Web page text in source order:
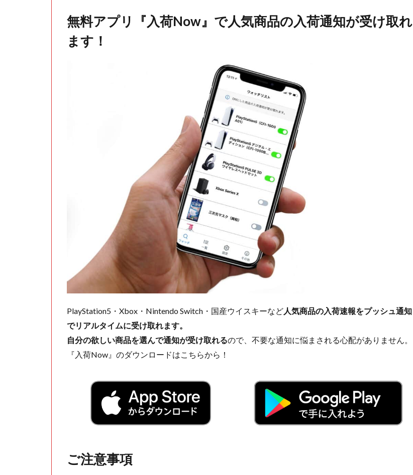
無料アプリ『入荷Now』で人気商品の入荷通知が受け取れ
ます！
PlayStation5・Xbox・Nintendo Switch・国産ウイスキーなど人気商品の入荷速報をプッシュ通知
でリアルタイムに受け取れます。
自分の欲しい商品を選んで通知が受け取れるので、不要な通知に悩まされる心配がありません。
『入荷Now』のダウンロードはこちらから！
ご注意事項